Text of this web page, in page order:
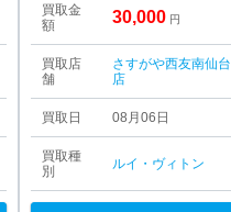
買取金
額
30,000 円
買取店
舗
さすがや西友南仙台
店
買取日 08月06日
買取種
別
ルイ・ヴィトン